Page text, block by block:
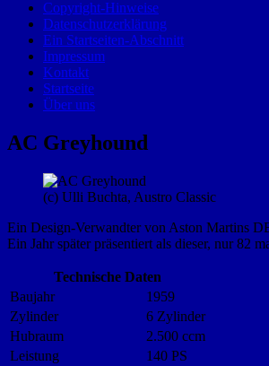
Copyright-Hinweise
Datenschutzerklärung
Ein Startseiten-Abschnitt
Impressum
Kontakt
Startseite
Über uns
AC Greyhound
(c) Ulli Buchta, Austro Classic
Ein Design-Verwandter von Aston Martins
Ein Jahr später präsentiert als dieser, nur 82
Technische Daten
Baujahr
1959
Zylinder
6 Zylinder
Hubraum
2.500 ccm
Leistung
140 PS